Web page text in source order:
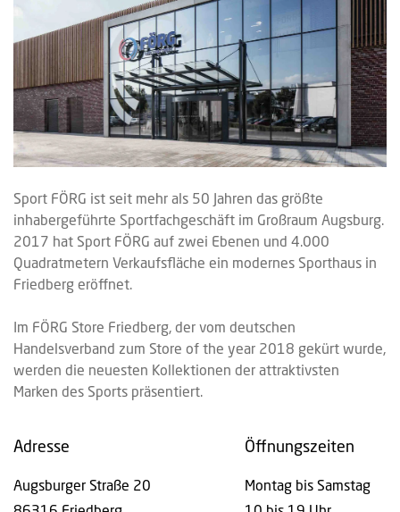
Sport FÖRG ist seit mehr als 50 Jahren das größte
inhabergeführte Sportfachgeschäft im Großraum Augsburg.
2017 hat Sport FÖRG auf zwei Ebenen und 4.000
Quadratmetern Verkaufsfläche ein modernes Sporthaus in
Friedberg eröffnet.
Im FÖRG Store Friedberg, der vom deutschen
Handelsverband zum Store of the year 2018 gekürt wurde,
werden die neuesten Kollektionen der attraktivsten
Marken des Sports präsentiert.
Adresse
Augsburger Straße 20
Öffnungszeiten
Montag bis Samstag